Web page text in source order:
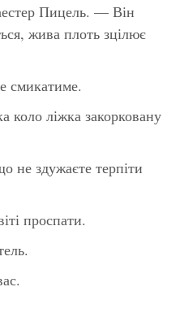
Пицель. — Він
жива плоть зцілює
смикатиме.
коло ліжка закорковану
не здужаєте терпіти
проспати.